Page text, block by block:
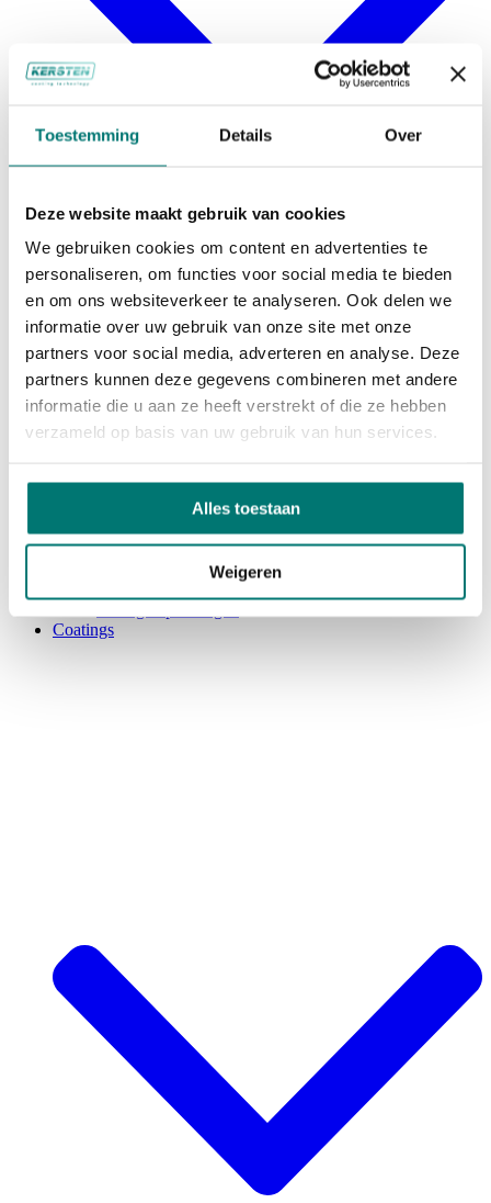
Toestemming Details Over
Deze website maakt gebruik van cookies
We gebruiken cookies om content en advertenties te
personaliseren, om functies voor social media te bieden
en om ons websiteverkeer te analyseren. Ook delen we
informatie over uw gebruik van onze site met onze
partners voor social media, adverteren en analyse. Deze
partners kunnen deze gegevens combineren met andere
informatie die u aan ze heeft verstrekt of die ze hebben
verzameld op basis van uw gebruik van hun services.
Alles toestaan
Weigeren
Isolerende en geleidende coatings
UV-bestendige coatings
Anti-kleef coatings
Flexible coatings
Coatings